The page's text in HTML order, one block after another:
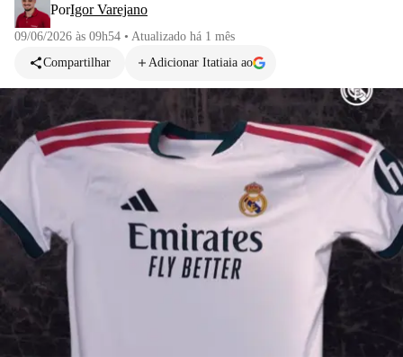
PorIgor Varejano
09/06/2026 às 09h54 • Atualizado há 1 mês
Compartilhar
Adicionar Itatiaia ao